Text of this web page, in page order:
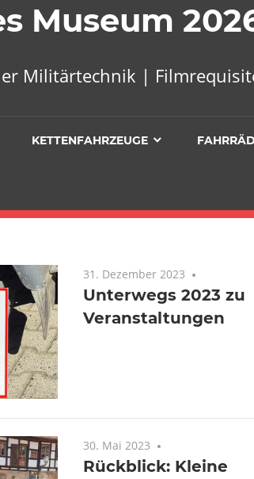
Museum
Militärtechnik |
KETTENFAHRZEUGE
31. Dezember 2023
Unterwegs 2023 zu
Veranstaltungen
30. Mai 2023
Rückblick: Kleine